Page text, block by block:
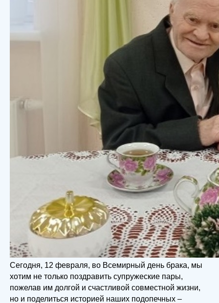
Сегодня, 12 февраля, во Всемирный день брака, мы
хотим не только поздравить супружеские пары,
пожелав им долгой и счастливой совместной жизни,
но и поделиться историей наших подопечных –